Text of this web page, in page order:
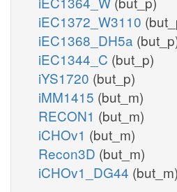
iEC1372_W3110
iEC1368_DH5a
iEC1344_C (but_p)
iYS1720 (but_p)
iMM1415 (but_m)
RECON1 (but_m)
iCHOv1 (but_m)
Recon3D (but_m)
iCHOv1_DG44 (but_m)